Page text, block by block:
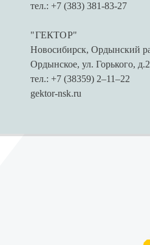
тел.: +7 (383) 381-83-27
"ГЕКТОР"
Новосибирск,Ордынский
Ордынское, ​ул. Горького, д.2​
тел.: +7 (38359) 2‒11‒22
gektor-nsk.ru